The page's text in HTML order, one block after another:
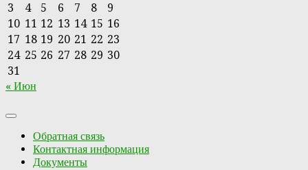
3
4 5 6 7 8
9
10 11 12 13 14 15 16
17 18 19 20 21 22 23
24 25 26 27 28 29 30
31
« Июн
Обратная связь
Контактная информация
Документы